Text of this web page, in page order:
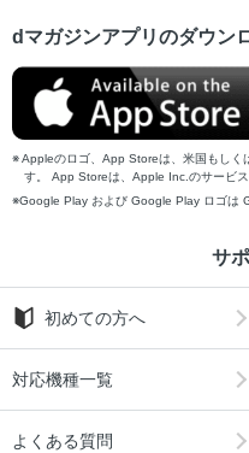
dマガジンアプリのダウン
Appleのロゴ、App Storeは、米国もしく
す。 App Storeは、Apple Inc.のサービス
Google Play および Google Play ロゴは
サ
初めての方へ
対応機種一覧
よくある質問